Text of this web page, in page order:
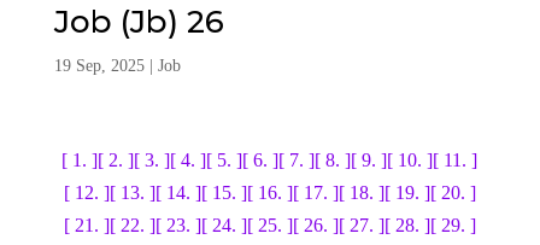
Job (Jb) 26
19 Sep, 2025| Job
[ 1. ][ 2. ][ 3. ][ 4. ][ 5. ][ 6. ][ 7. ][ 8. ][ 9. ][ 10. ][ 11. ]
[ 12. ][ 13. ][ 14. ][ 15. ][ 16. ][ 17. ][ 18. ][ 19. ][ 20. ]
[ 21. ][ 22. ][ 23. ][ 24. ][ 25. ][ 26. ][ 27. ][ 28. ][ 29. ]